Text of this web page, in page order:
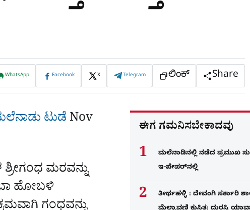
WhatsApp Facebook X Telegram ಲಿಂಕ್ Share
ಟುಡೆ Nov
ಮರವನ್ನು
ಹೋಬಳಿ
ಈಗ ಗಮನಿಸಬೇಕಾದವು
ಮಲೆನಾಡಿನಲ್ಲಿ ನಡೆದ ಪ್ರಮುಖ
ಇ-ಪೇಪರ್​​​​ನಲ್ಲಿ
ತೀರ್ಥಹಳ್ಳಿ : ದೇವಂಗಿ ಸರ್ಕಾರಿ